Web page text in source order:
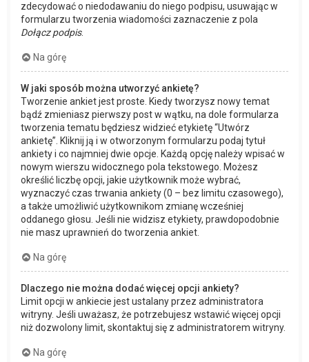
zdecydować o niedodawaniu do niego podpisu, usuwając w
formularzu tworzenia wiadomości zaznaczenie z pola
Dołącz podpis.
Na górę
W jaki sposób można utworzyć ankietę?
Tworzenie ankiet jest proste. Kiedy tworzysz nowy temat
bądź zmieniasz pierwszy post w wątku, na dole formularza
tworzenia tematu będziesz widzieć etykietę “Utwórz
ankietę”. Kliknij ją i w otworzonym formularzu podaj tytuł
ankiety i co najmniej dwie opcje. Każdą opcję należy wpisać w
nowym wierszu widocznego pola tekstowego. Możesz
określić liczbę opcji, jakie użytkownik może wybrać,
wyznaczyć czas trwania ankiety (0 – bez limitu czasowego),
a także umożliwić użytkownikom zmianę wcześniej
oddanego głosu. Jeśli nie widzisz etykiety, prawdopodobnie
nie masz uprawnień do tworzenia ankiet.
Na górę
Dlaczego nie można dodać więcej opcji ankiety?
Limit opcji w ankiecie jest ustalany przez administratora
witryny. Jeśli uważasz, że potrzebujesz wstawić więcej opcji
niż dozwolony limit, skontaktuj się z administratorem witryny.
Na górę